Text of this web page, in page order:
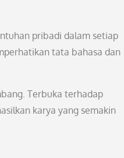
pribadi dalam setiap
tata bahasa dan
Terbuka terhadap
karya yang semakin